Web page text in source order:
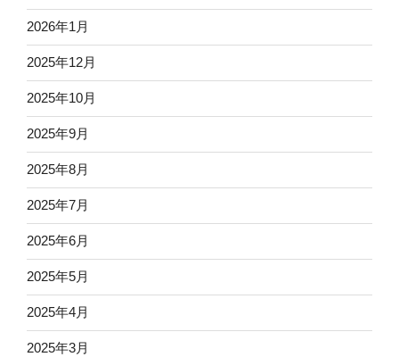
2026年1月
2025年12月
2025年10月
2025年9月
2025年8月
2025年7月
2025年6月
2025年5月
2025年4月
2025年3月